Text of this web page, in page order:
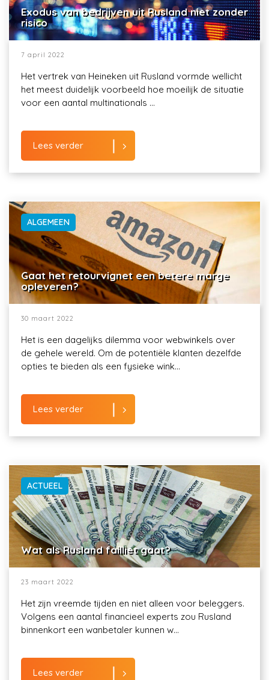
Exodus van bedrijven uit Rusland niet zonder
risico
7 april 2022
Het vertrek van Heineken uit Rusland vormde wellicht
het meest duidelijk voorbeeld hoe moeilijk de situatie
voor een aantal multinationals ...
Lees verder
ALGEMEEN
Gaat het retourvignet een betere marge
opleveren?
30 maart 2022
Het is een dagelijks dilemma voor webwinkels over
de gehele wereld. Om de potentiële klanten dezelfde
opties te bieden als een fysieke wink...
Lees verder
ACTUEEL
Wat als Rusland failliet gaat?
23 maart 2022
Het zijn vreemde tijden en niet alleen voor beleggers.
Volgens een aantal financieel experts zou Rusland
binnenkort een wanbetaler kunnen w...
Lees verder